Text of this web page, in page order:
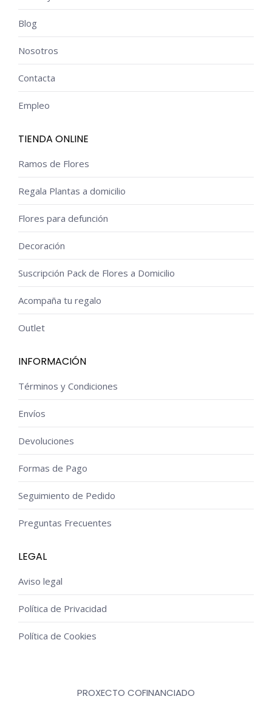
de
Blog
Nosotros
Contacta
Empleo
TIENDA ONLINE
Ramos de Flores
Regala Plantas a domicilio
Flores para defunción
Decoración
Suscripción Pack de Flores a Domicilio
Acompaña tu regalo
Outlet
INFORMACIÓN
Términos y Condiciones
Envíos
Devoluciones
Formas de Pago
Seguimiento de Pedido
Preguntas Frecuentes
LEGAL
Aviso legal
Política de Privacidad
Política de Cookies
PROXECTO COFINANCIADO